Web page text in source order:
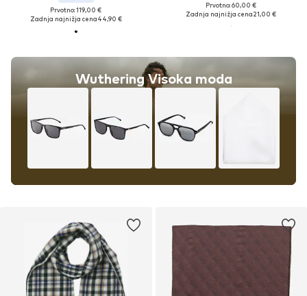
Prvotno: 119,00 €
Zadnja najnižja cena44,90 €
Wuthering Visoka moda
Prvotno: 60,00 €
Zadnja najnižja cena21,00 €